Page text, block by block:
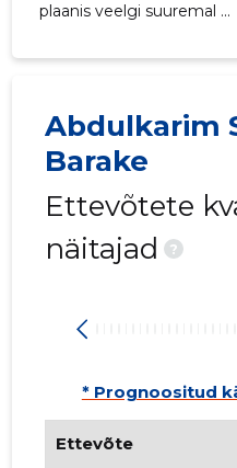
plaanis veelgi suuremal ...
Abdulkarim
Barake
Ettevõtete
näitajad
?
* Prognoositud
Ettevõte